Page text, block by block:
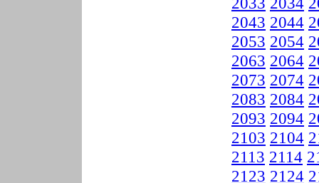
2043 2044
2053 2054
2063 2064
2073 2074
2083 2084
2093 2094
2103 2104
2113 2114
2123 2124